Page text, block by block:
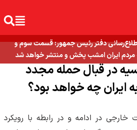
دفتر رئیس جمهور: قسمت سوم و
مردم ایران امشب پخش و منتشر خواهد شد
در قبال حمله مجدد
ایران چه خواهد بود؟
در ادامه و در رابطه با رویکرد